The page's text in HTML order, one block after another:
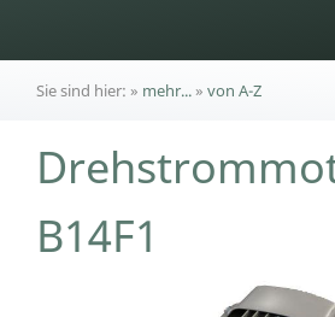
Sie sind hier: » mehr...» von A-Z
B14F1